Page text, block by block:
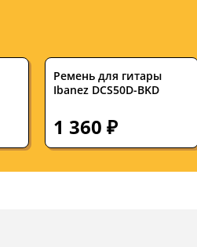
Ремень для гитары
Ibanez DCS50D-BKD
1 360 ₽